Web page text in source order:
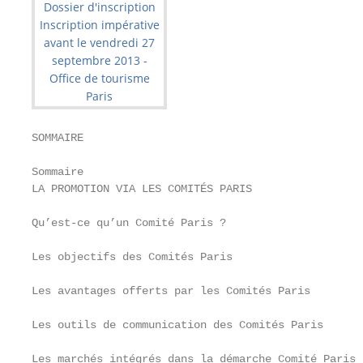
SOMMAIRE
Sommaire
LA PROMOTION VIA LES COMITÉS
Qu’est-ce qu’un Comité Paris ?
Les objectifs des Comités Paris
Les avantages offerts par les Comités
Les outils de communication des
Les marchés intégrés dans la démarche